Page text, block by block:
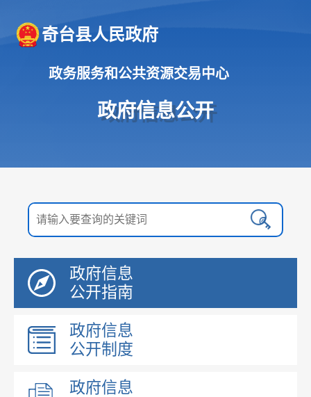
奇台县人民政府
政务服务和公共资源交易中心
政府信息公开
政府信息
公开指南
政府信息
公开制度
政府信息